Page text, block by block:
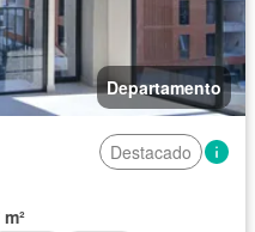
Departamento
Destacado